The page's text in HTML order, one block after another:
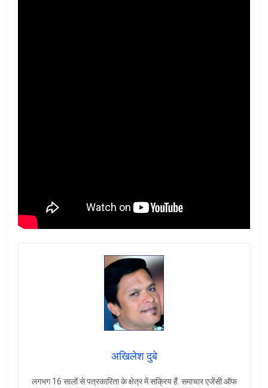
अखिलेश दुबे
लगभग 16 सालों से पत्रकारिता के क्षेत्र में सक्रिय हैं. समाचार एजेंसी ऑफ